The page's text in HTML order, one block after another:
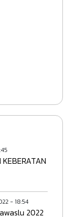
- 18:54
2022